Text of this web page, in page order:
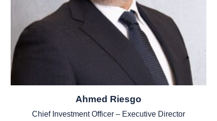
Ahmed Riesgo
Chief Investment Officer – Executive Director